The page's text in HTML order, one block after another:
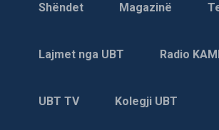
Shëndet Magazinë
Lajmet nga UBT Radio
UBT TV Kolegji UBT